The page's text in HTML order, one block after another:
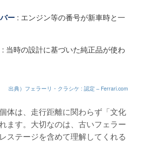
ー : エンジン等の番号が新車時と一
: 当時の設計に基づいた純正品が使わ
出典）フェラーリ・クラシケ : 認定 – Ferrari.com
体は、走行距離に関わらず「文化
ます。大切なのは、古いフェラー
ステージを含めて理解してくれる